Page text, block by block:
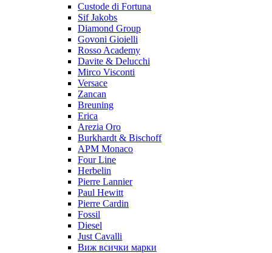
Custode di Fortuna
Sif Jakobs
Diamond Group
Govoni Gioielli
Rosso Academy
Davite & Delucchi
Mirco Visconti
Versace
Zancan
Breuning
Erica
Arezia Oro
Burkhardt & Bischoff
APM Monaco
Four Line
Herbelin
Pierre Lannier
Paul Hewitt
Pierre Cardin
Fossil
Diesel
Just Cavalli
Виж всички марки